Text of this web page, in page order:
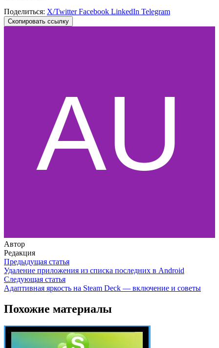
Поделиться: X/TwitterFacebook LinkedIn Telegram
Скопировать ссылку
Автор
Редакция
Предыдущая статья
Удаление приложения из списка последних в Android
Следующая статья
Адаптивная яркость на Steam Deck — включение и советы
Похожие материалы